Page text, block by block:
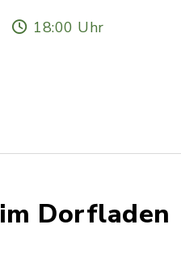
18:00 Uhr
Dorfladen